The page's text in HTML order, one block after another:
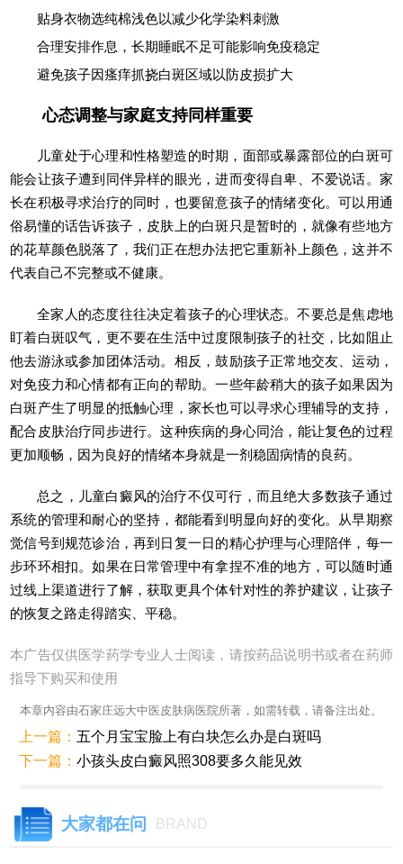
贴身衣物选纯棉浅色以减少化学染料刺激
合理安排作息，长期睡眠不足可能影响免疫稳定
避免孩子因瘙痒抓挠白斑区域以防皮损扩大
心态调整与家庭支持同样重要
儿童处于心理和性格塑造的时期，面部或暴露部位的白斑可
能会让孩子遭到同伴异样的眼光，进而变得自卑、不爱说话。家
长在积极寻求治疗的同时，也要留意孩子的情绪变化。可以用通
俗易懂的话告诉孩子，皮肤上的白斑只是暂时的，就像有些地方
的花草颜色脱落了，我们正在想办法把它重新补上颜色，这并不
代表自己不完整或不健康。
全家人的态度往往决定着孩子的心理状态。不要总是焦虑地
盯着白斑叹气，更不要在生活中过度限制孩子的社交，比如阻止
他去游泳或参加团体活动。相反，鼓励孩子正常地交友、运动，
对免疫力和心情都有正向的帮助。一些年龄稍大的孩子如果因为
白斑产生了明显的抵触心理，家长也可以寻求心理辅导的支持，
配合皮肤治疗同步进行。这种疾病的身心同治，能让复色的过程
更加顺畅，因为良好的情绪本身就是一剂稳固病情的良药。
总之，儿童白癜风的治疗不仅可行，而且绝大多数孩子通过
系统的管理和耐心的坚持，都能看到明显向好的变化。从早期察
觉信号到规范诊治，再到日复一日的精心护理与心理陪伴，每一
步环环相扣。如果在日常管理中有拿捏不准的地方，可以随时通
过线上渠道进行了解，获取更具个体针对性的养护建议，让孩子
的恢复之路走得踏实、平稳。
本广告仅供医学药学专业人士阅读，请按药品说明书或者在药师
指导下购买和使用
本章内容由石家庄远大中医皮肤病医院所著，如需转载，请备注出处。
上一篇： 五个月宝宝脸上有白块怎么办是白斑吗
下一篇：小孩头皮白癜风照308要多久能见效
大家都在问 BRAND